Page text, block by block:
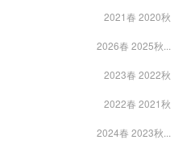
2021春 2020秋
2026春 2025秋...
2023春 2022秋
2022春 2021秋
2024春 2023秋...